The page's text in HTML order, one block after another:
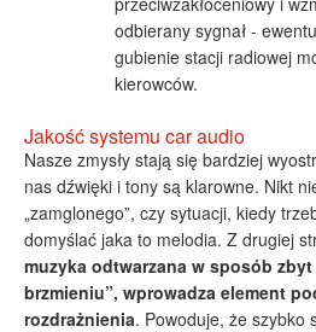
odbierany sygnał -
gubienie stacji radiowej
kierowców.
Jakość systemu car audio
Nasze zmysły stają się bardziej
nas dźwięki i tony są klarowne. Nikt
„zamglonego”, czy sytuacji, kiedy
domyślać jaka to melodia. Z drugiej
muzyka odtwarzana w sposób
brzmieniu”, wprowadza element
rozdrażnienia. Powoduje, że szybko